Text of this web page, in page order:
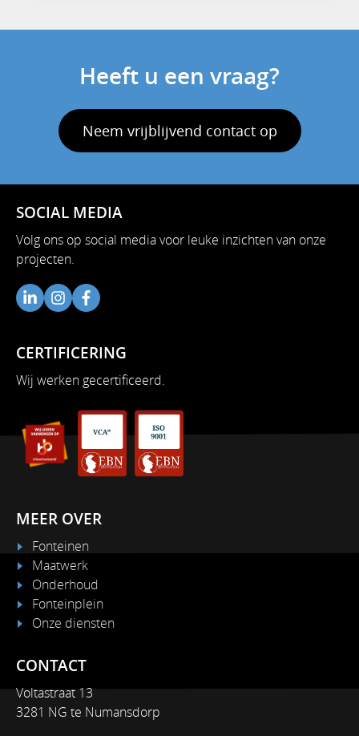
Heeft u een vraag?
Neem vrijblijvend contact op
SOCIAL MEDIA
Volg ons op social media voor leuke inzichten van onze
projecten.
CERTIFICERING
Wij werken gecertificeerd.
MEER OVER
Fonteinen
Maatwerk
Onderhoud
Fonteinplein
Onze diensten
CONTACT
Voltastraat 13
3281 NG te Numansdorp